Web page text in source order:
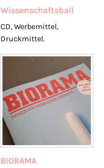
Wissenschaftsball
CD, Werbemittel,
Druckmittel.
BIORAMA